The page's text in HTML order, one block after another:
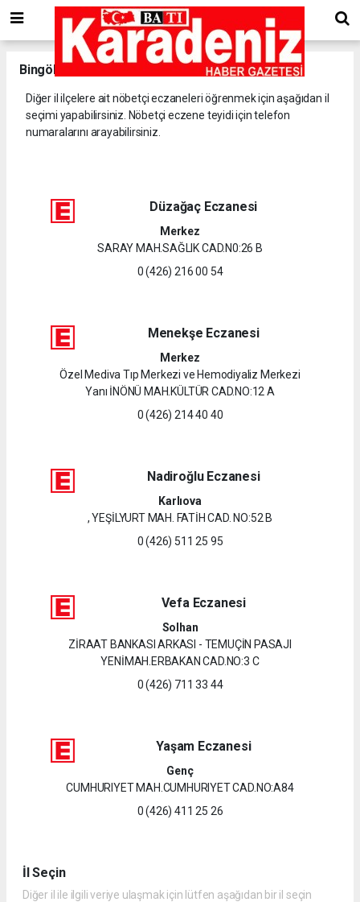
Bingöl il ve ilçelerine ait nöbetçi eczaneler.
Diğer il ilçelere ait nöbetçi eczaneleri öğrenmek için aşağıdan il
seçimi yapabilirsiniz. Nöbetçi eczene teyidi için telefon
numaralarını arayabilirsiniz.
Düzağaç Eczanesi
Merkez
SARAY MAH.SAĞLIK CAD.N0:26 B
0 (426) 216 00 54
Menekşe Eczanesi
Merkez
Özel Mediva Tıp Merkezi ve Hemodiyaliz Merkezi
Yanı İNÖNÜ MAH.KÜLTÜR CAD.NO:12 A
0 (426) 214 40 40
Nadiroğlu Eczanesi
Karlıova
, YEŞİLYURT MAH. FATİH CAD. NO:52 B
0 (426) 511 25 95
Vefa Eczanesi
Solhan
ZİRAAT BANKASI ARKASI - TEMUÇİN PASAJI
YENİMAH.ERBAKAN CAD.NO:3 C
0 (426) 711 33 44
Yaşam Eczanesi
Genç
CUMHURIYET MAH.CUMHURIYET CAD.NO:A84
0 (426) 411 25 26
İl Seçin
Diğer il ile ilgili veriye ulaşmak için lütfen aşağıdan bir il seçin